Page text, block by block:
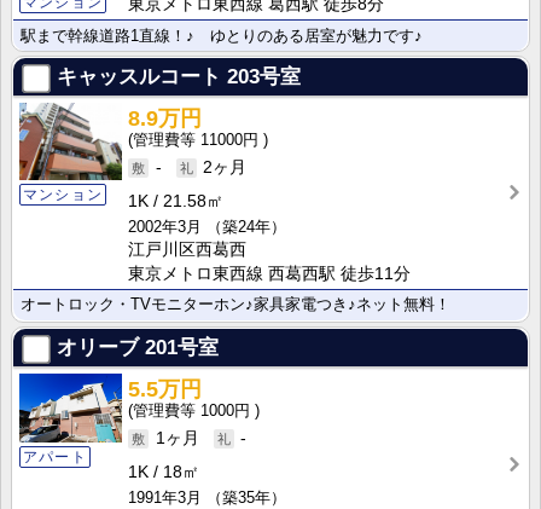
東京メトロ東西線 葛西駅 徒歩8分
駅まで幹線道路1直線！♪ ゆとりのある居室が魅力です♪
キャッスルコート 203号室
マンション
8.9万円
11000円
-
2ヶ月
1K
21.58㎡
2002年3月
（築24年）
江戸川区西葛西
東京メトロ東西線 西葛西駅 徒歩11分
オートロック・TVモニターホン♪家具家電つき♪ネット無料！
オリーブ201号室
アパート
5.5万円
1000円
1ヶ月
-
1K
18㎡
1991年3月
（築35年）